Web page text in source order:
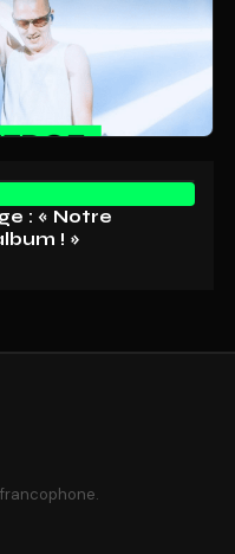
: « Notre
! »